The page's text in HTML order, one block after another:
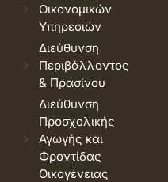
Οικονομικών
Υπηρεσιών
Διεύθυνση
Περιβάλλοντος
& Πρασίνου
Διεύθυνση
Προσχολικής
Αγωγής και
Φροντίδας
Οικογένειας